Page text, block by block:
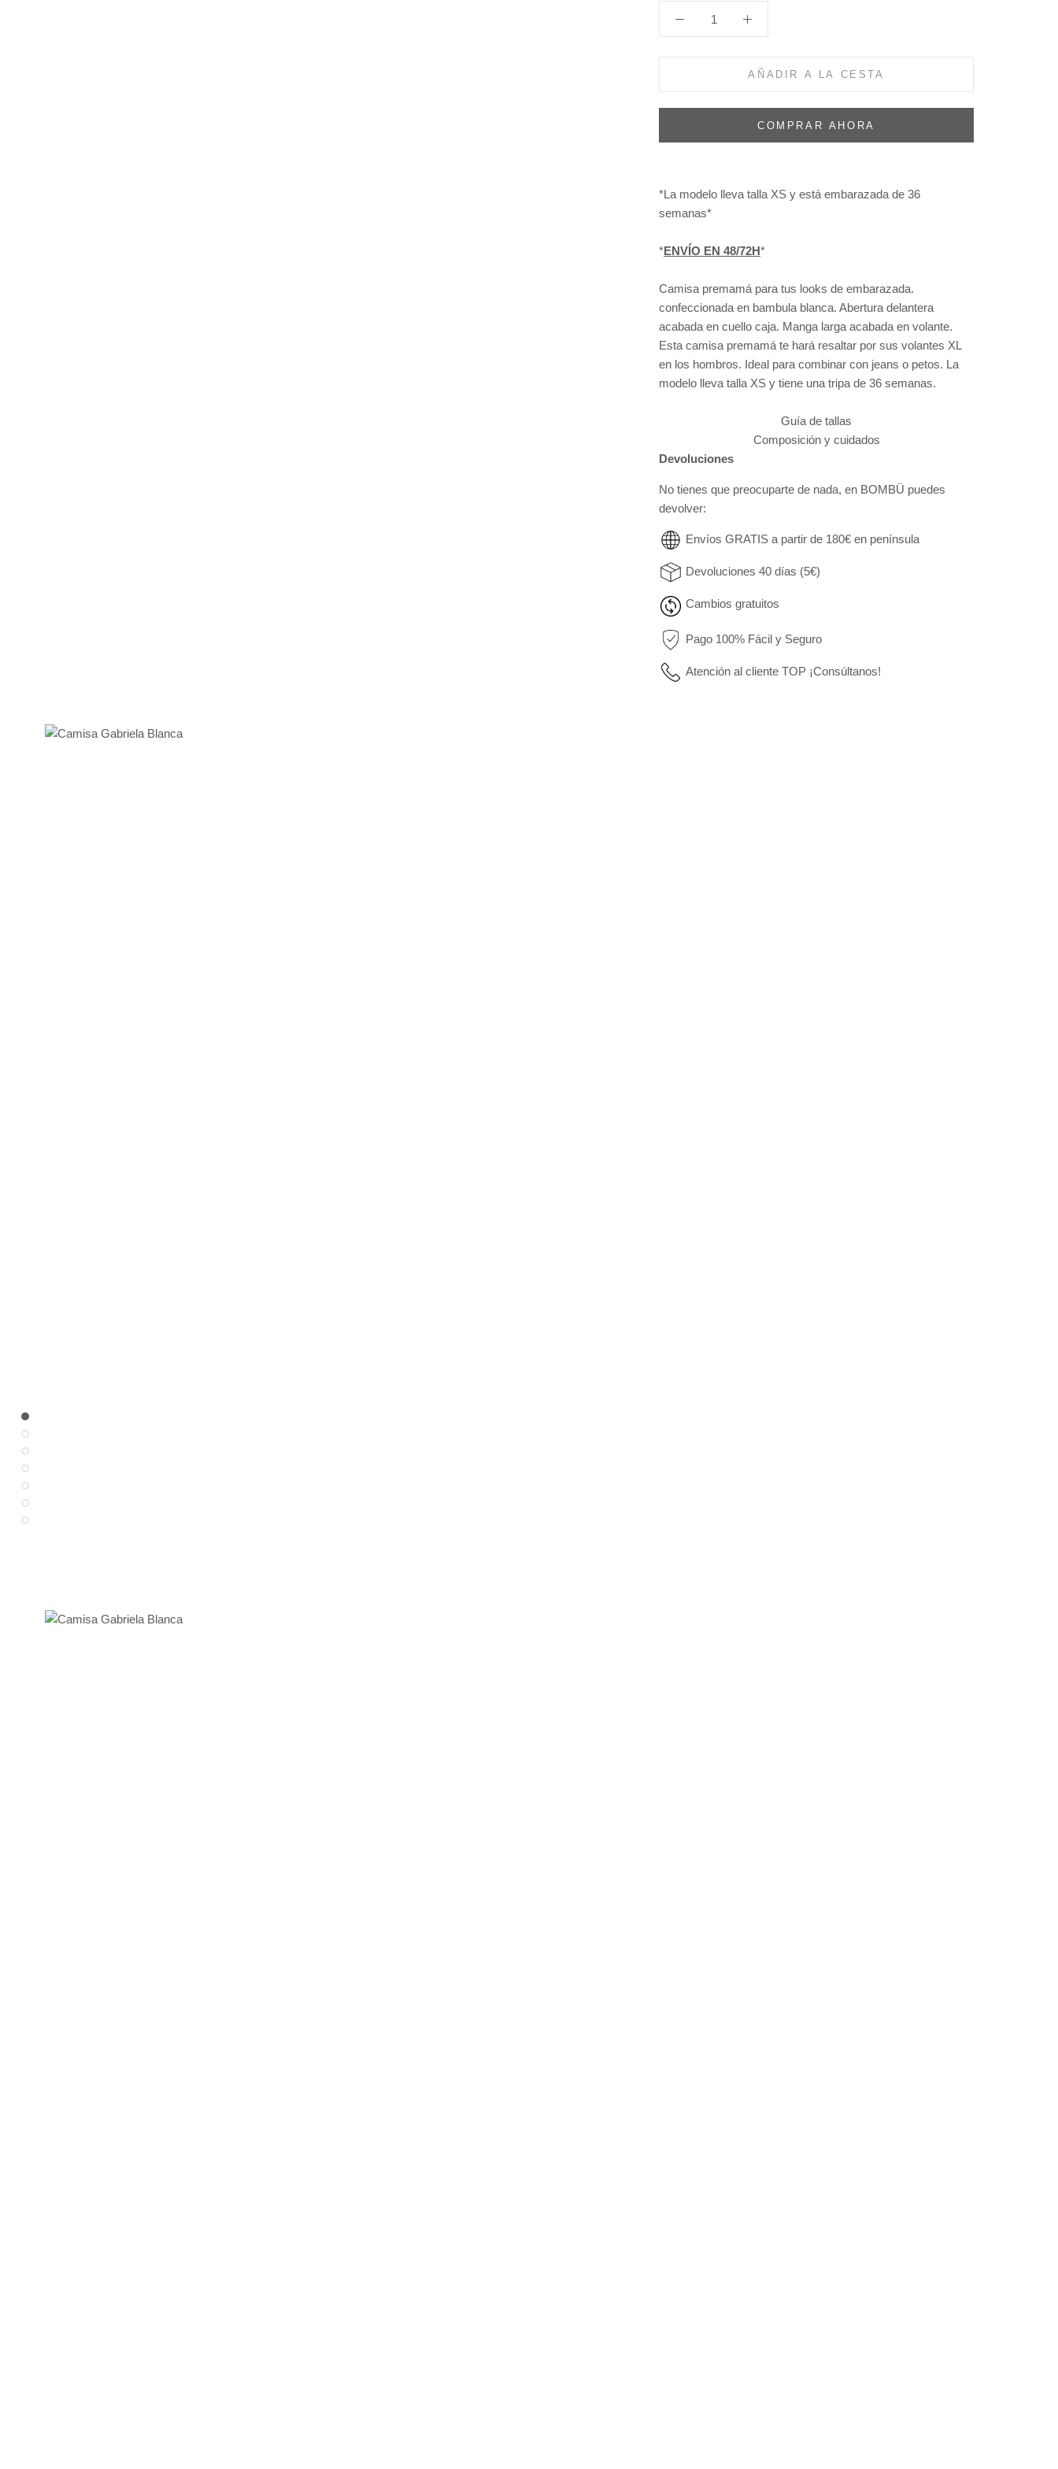
AÑADIR A LA CESTA
COMPRAR AHORA
*La modelo lleva talla XS y está embarazada de 36
semanas*
*ENVÍO EN 48/72H*
Camisa premamá para tus looks de embarazada.
confeccionada en bambula blanca. Abertura delantera
acabada en cuello caja. Manga larga acabada en volante.
Esta camisa premamá te hará resaltar por sus volantes XL
en los hombros. Ideal para combinar con jeans o petos. La
modelo lleva talla XS y tiene una tripa de 36 semanas.
Guía de tallas
Composición y cuidados
Devoluciones
No tienes que preocuparte de nada, en BOMBÜ puedes
devolver:
Envíos GRATIS a partir de 180€ en península
Devoluciones 40 días (5€)
Cambios gratuitos
Pago 100% Fácil y Seguro
Atención al cliente TOP ¡Consúltanos!